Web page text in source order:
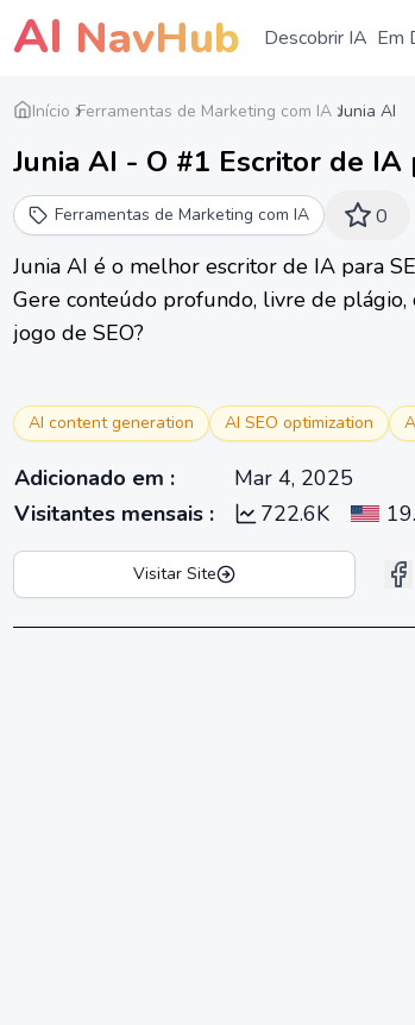
AI NavHub Descobrir IA Em
Início Ferramentas de Marketing com IA Junia AI
Junia AI - O #1 Escritor de IA
Ferramentas de Marketing com IA 0
Junia AI é o melhor escritor de IA para
Gere conteúdo profundo, livre de
jogo de SEO?
AI content generation AI SEO optimization
Adicionado em :
Mar 4, 2025
Visitantes mensais : 722.6K
Visitar Site